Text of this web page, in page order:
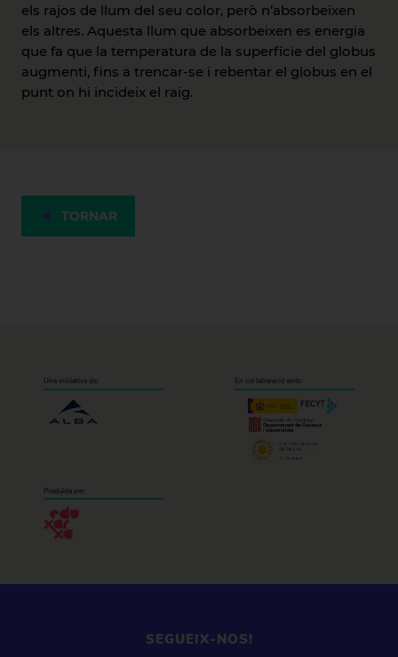
els rajos de llum del seu color, però n’absorbeixen
els altres. Aquesta llum que absorbeixen es energia
que fa que la temperatura de la superfície del globus
augmenti, fins a trencar-se i rebentar el globus en el
punt on hi incideix el raig.
TORNAR
Una iniciativa de: En col·laboració amb:
Produïda per:
SEGUEIX-NOS!